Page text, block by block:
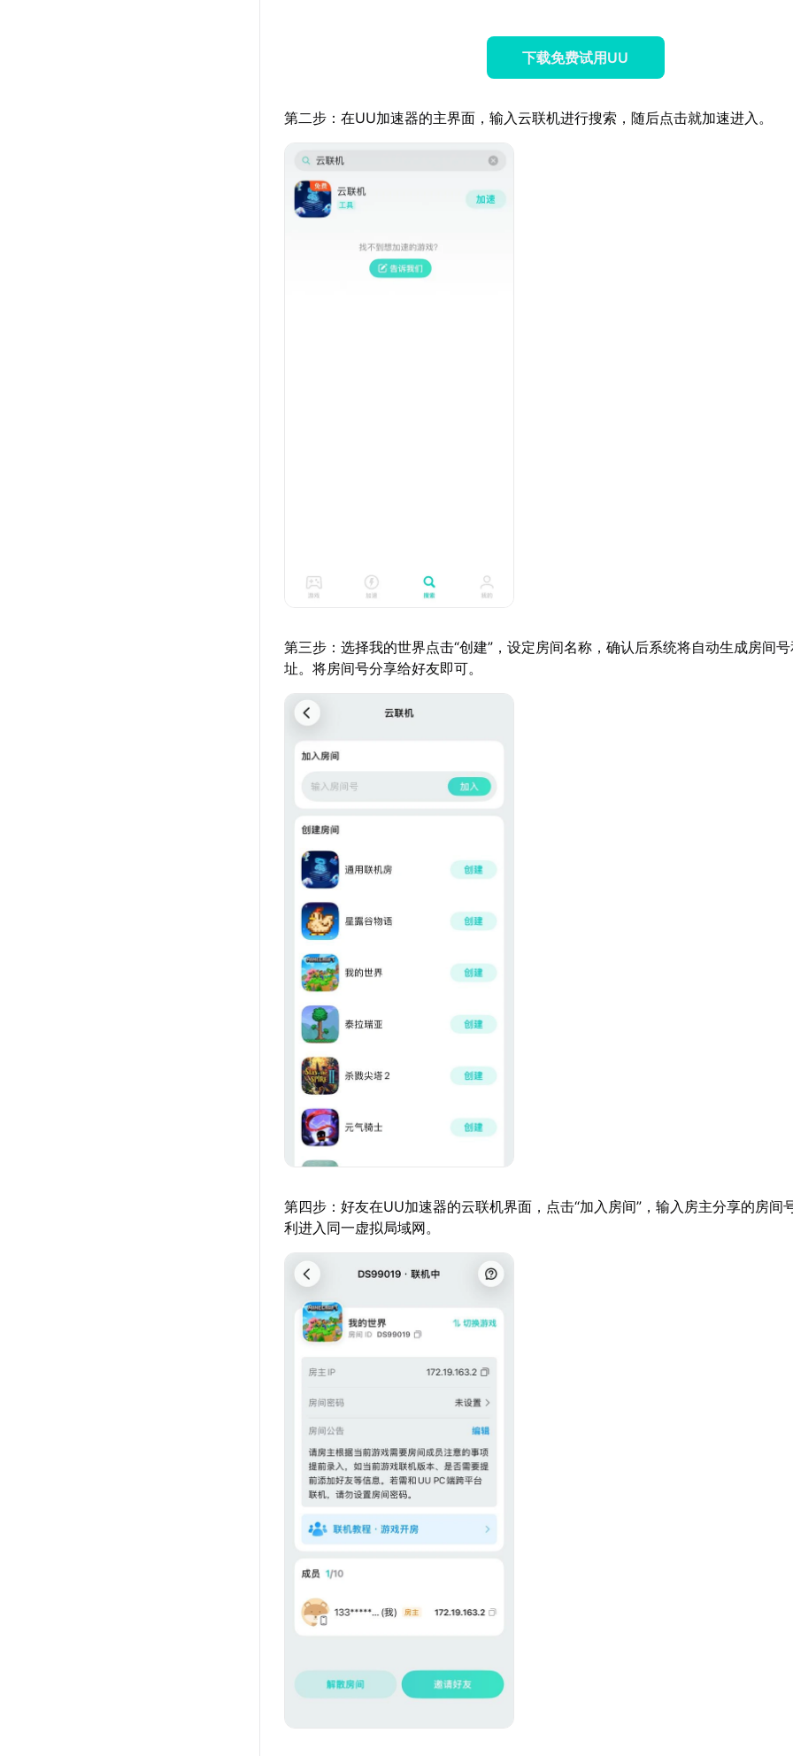
下载免费试用UU
第二步：在UU加速器的主界面，输入云联机进行搜索，随后点击就加速进入。
第三步：选择我的世界点击“创建”，设定房间名称，确认后系统将自动生成房间
址。将房间号分享给好友即可。
第四步：好友在UU加速器的云联机界面，点击“加入房间”，输入房主分享的房间
利进入同一虚拟局域网。